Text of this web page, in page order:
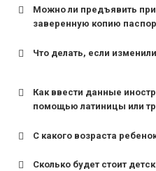
Можно ли предъявить
заверенную копию
Что делать, если
Как ввести данные
помощью латиницы или
С какого возраста
Сколько будет стоит